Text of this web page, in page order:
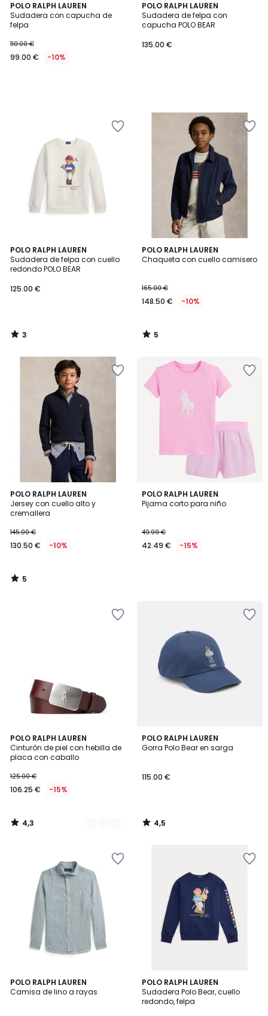
POLO RALPH LAUREN
Sudadera con capucha de
felpa
110.00 €
99.00 € -10%
POLO RALPH LAUREN
Sudadera de felpa con
capucha POLO BEAR
135.00 €
POLO RALPH LAUREN
Sudadera de felpa con cuello
redondo POLO BEAR
125.00 €
3
/
5
3
/
POLO RALPH LAUREN
Chaqueta con cuello camisero
165.00 €
148.50 € -10%
5
/
5
/
POLO RALPH LAUREN
Jersey con cuello alto y
cremallera
145.00 €
130.50 € -10%
5
/
5
5
/
POLO RALPH LAUREN
Pijama corto para niño
49.99 €
42.49 € -15%
POLO RALPH LAUREN
Cinturón de piel con hebilla de
placa con caballo
125.00 €
106.25 € -15%
4,3
/ 5
2
Colores
4,3
/
POLO RALPH LAUREN
Gorra Polo Bear en sarga
115.00 €
4,5
/ 5
4,5
/
POLO RALPH LAUREN
Camisa de lino a rayas
5
/
POLO RALPH LAUREN
Sudadera Polo Bear, cuello
redondo, felpa
5
/
5